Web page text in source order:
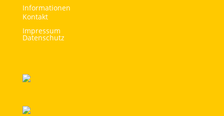
Informationen
Kontakt
Impressum
Datenschutz